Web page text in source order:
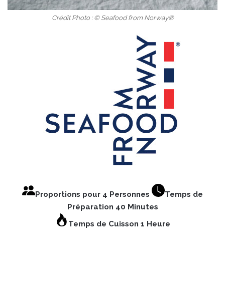
Crédit Photo : © Seafood from Norway®
Proportions pour 4 Personnes
Temps de
Préparation 40 Minutes
Temps de Cuisson 1 Heure